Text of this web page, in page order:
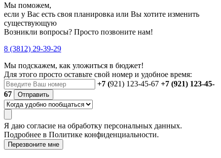
Мы поможем,
если у Вас есть своя планировка или Вы хотите изменить
существующую
Возникли вопросы? Просто позвоните нам!
8 (3812) 29-39-29
Мы подскажем, как уложиться в бюджет!
Для этого просто оставьте свой номер и удобное время:
+7 (921) 123-45-67 +7 (921) 123-45-
67
Отправить
Я даю согласие на обработку персональных данных.
Подробнее в Политике конфиденциальности.
Перезвоните мне